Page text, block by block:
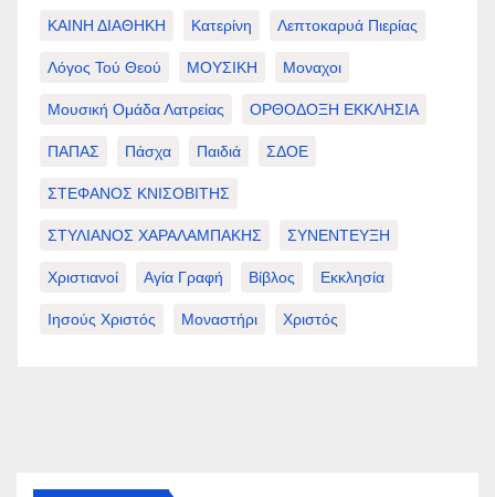
ΚΑΙΝΗ ΔΙΑΘΗΚΗ Κατερίνη Λεπτοκαρυά Πιερίας
Λόγος Τού Θεού ΜΟΥΣΙΚΗ Μοναχοι
Μουσική Ομάδα Λατρείας ΟΡΘΟΔΟΞΗ ΕΚΚΛΗΣΙΑ
ΠΑΠΑΣ Πάσχα Παιδιά ΣΔΟΕ
ΣΤΕΦΑΝΟΣ ΚΝΙΣΟΒΙΤΗΣ
ΣΤΥΛΙΑΝΟΣ ΧΑΡΑΛΑΜΠΑΚΗΣ ΣΥΝΕΝΤΕΥΞΗ
Χριστιανοί Αγία Γραφή Βίβλος Εκκλησία
Ιησούς Χριστός Μοναστήρι Χριστός